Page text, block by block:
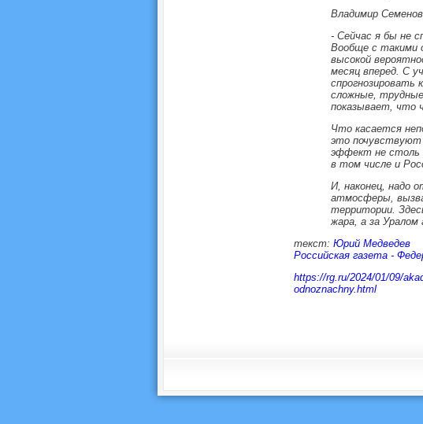
Владимир
- Сейчас я бы не
Вообще с такими
высокой
месяц вперед. С
сложные,
показывает, что
Что касается
это почувствуют
эффект не столь
в том числе и
И, наконец, надо
атмосферы,
территории.
жара, а за Уралом
текст: Юрий Медведев
Российская газета -
https://rg.ru/2024/01/09/
odnoznachny.html